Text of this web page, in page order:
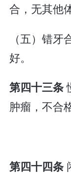
合，无其他
（五）错
好。
第四十三条
肿瘤，不合
第四十四条